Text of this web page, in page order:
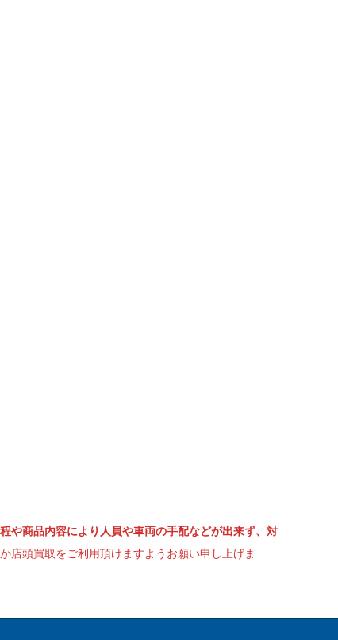
や商品内容により人員や車両の手配などが出来ず、対
店頭買取をご利用頂けますようお願い申し上げま